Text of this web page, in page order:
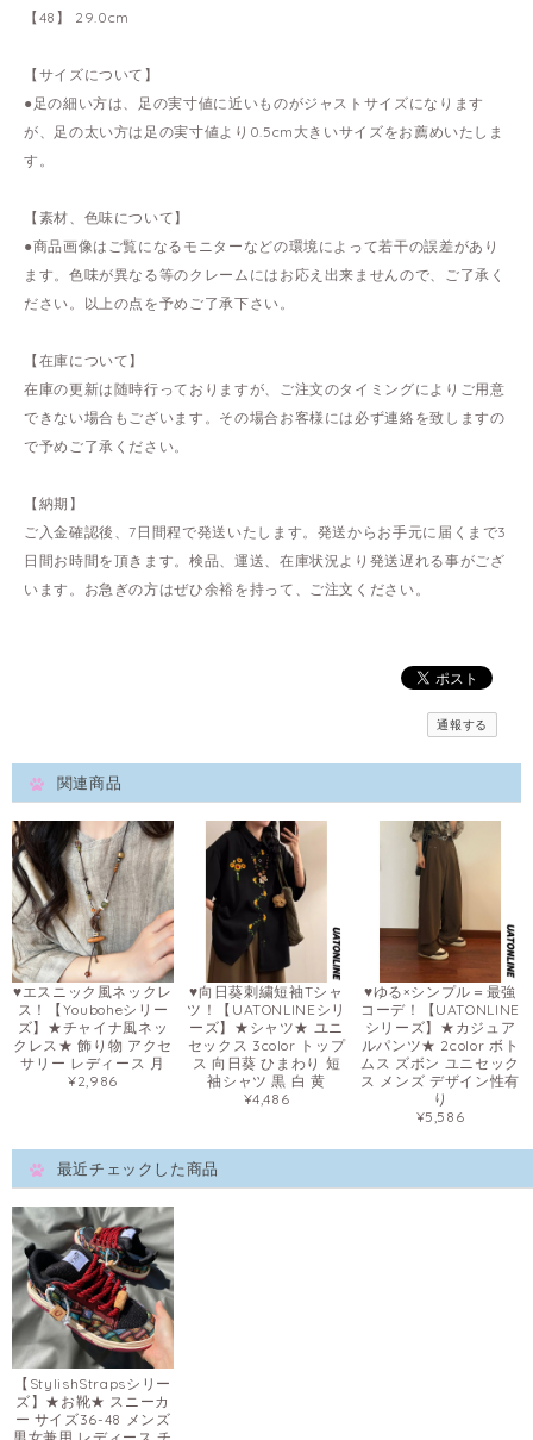
【48】 29.0cm
【サイズについて】
●足の細い方は、足の実寸値に近いものがジャストサイズになります
が、足の太い方は足の実寸値より0.5cm大きいサイズをお薦めいたしま
す。
【素材、色味について】
●商品画像はご覧になるモニターなどの環境によって若干の誤差があり
ます。色味が異なる等のクレームにはお応え出来ませんので、ご了承く
ださい。以上の点を予めご了承下さい。
【在庫について】
在庫の更新は随時行っておりますが、ご注文のタイミングによりご用意
できない場合もございます。その場合お客様には必ず連絡を致しますの
で予めご了承ください。
【納期】
ご入金確認後、7日間程で発送いたします。発送からお手元に届くまで3
日間お時間を頂きます。検品、運送、在庫状況より発送遅れる事がござ
います。お急ぎの方はぜひ余裕を持って、ご注文ください。
通報する
関連商品
♥エスニック風ネックレ
ス！【Youboheシリー
ズ】★チャイナ風ネッ
クレス★ 飾り物 アクセ
サリー レディース 月
¥2,986
♥向日葵刺繍短袖Tシャ
ツ！【UATONLINEシリ
ーズ】★シャツ★ ユニ
セックス 3color トップ
ス 向日葵 ひまわり 短
袖シャツ 黒 白 黄
¥4,486
♥ゆる×シンプル＝最強
コーデ！【UATONLINE
シリーズ】★カジュア
ルパンツ★ 2color ボト
ムス ズボン ユニセック
ス メンズ デザイン性有
り
¥5,586
最近チェックした商品
【StylishStrapsシリー
ズ】★お靴★ スニーカ
ー サイズ36-48 メンズ